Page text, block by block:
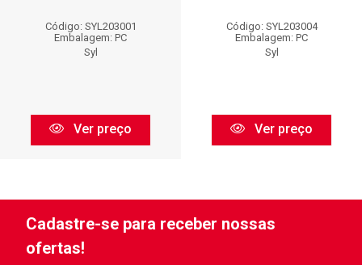
Código: SYL203001
Embalagem: PC
Syl
Ver preço
Código: SYL203004
Embalagem: PC
Syl
Ver preço
Cadastre-se para receber nossas
ofertas!